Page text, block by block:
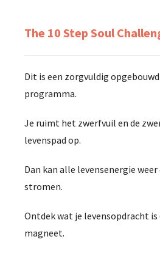
The 10 Step Soul
Dit is een zorgvuldig
programma.
Je ruimt het zwerfvuil en de
levenspad op.
Dan kan alle levensenergie
stromen.
Ontdek wat je levensopdracht is
magneet.